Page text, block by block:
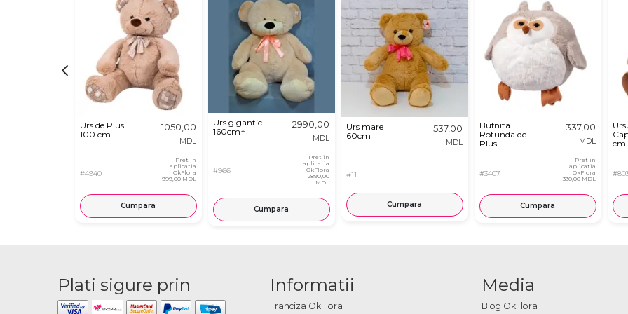
Urs de Plus
100 cm
#4940
1050,00
MDL
Pret in
aplicatia
OkFlora
999,00 MDL
Cumpara
Urs gigantic
160cm↑
#966
2990,00
MDL
Pret in
aplicatia
OkFlora
2890,00
MDL
Cumpara
Urs mare
60cm
#11
537,00
MDL
Cumpara
Bufnita
Rotunda de
Plus
#3407
337,00
MDL
Pret in
aplicatia
OkFlora
330,00 MDL
Cumpara
cm
Plati sigure prin Informatii
Franciza OkFlora
Media
Blog OkFlora